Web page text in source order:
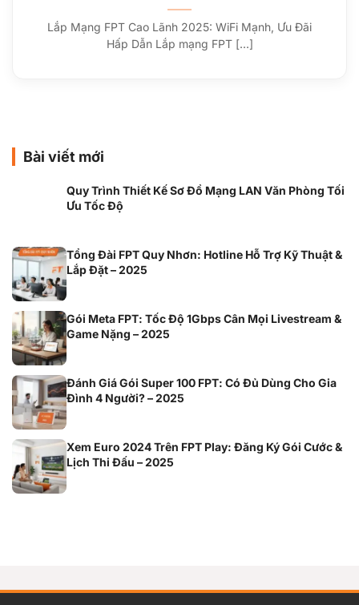
Lắp Mạng FPT Cao Lãnh 2025: WiFi Mạnh, Ưu Đãi
Hấp Dẫn Lắp mạng FPT [...]
Bài viết mới
Quy Trình Thiết Kế Sơ Đồ Mạng LAN Văn Phòng Tối
Ưu Tốc Độ
Tổng Đài FPT Quy Nhơn: Hotline Hỗ Trợ Kỹ Thuật &
Lắp Đặt – 2025
Gói Meta FPT: Tốc Độ 1Gbps Cân Mọi Livestream &
Game Nặng – 2025
Đánh Giá Gói Super 100 FPT: Có Đủ Dùng Cho Gia
Đình 4 Người? – 2025
Xem Euro 2024 Trên FPT Play: Đăng Ký Gói Cước &
Lịch Thi Đấu – 2025